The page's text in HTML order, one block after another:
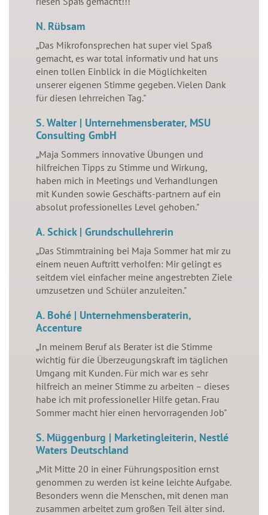
N. Rübsam
„Das Mikrofonsprechen hat super viel Spaß
gemacht, es war total informativ und hat uns
einen tollen Einblick in die Möglichkeiten
unserer eigenen Stimme gegeben. Vielen Dank
für diesen lehrreichen Tag."
S. Walter | Unternehmensberater, MSU
Consulting GmbH
„Maja Sommers innovative Übungen und
hilfreichen Tipps zu Stimme und Wirkung,
haben mich in Meetings und Verhandlungen
mit Kunden sowie Geschäfts-partnern auf ein
absolut professionelles Level gehoben."
A. Schick | Grundschullehrerin
„Das Stimmtraining bei Maja Sommer hat mir zu
einem neuen Auftritt verholfen: Mir gelingt es
seitdem viel einfacher meine angestrebten Ziele
umzusetzen und Schüler anzuleiten."
A. Bohé | Unternehmensberaterin,
Accenture
„In meinem Beruf als Berater ist die Stimme
wichtig für die Überzeugungskraft im täglichen
Umgang mit Kunden. Für mich war es sehr
hilfreich an meiner Stimme zu arbeiten – dieses
habe ich mit professioneller Hilfe getan. Frau
Sommer macht hier einen hervorragenden Job"
S. Müggenburg | Marketingleiterin, Nestlé
Waters Deutschland
„Mit Mitte 20 in einer Führungsposition ernst
genommen zu werden ist keine leichte Aufgabe.
Besonders wenn die Menschen, mit denen man
zusammen arbeitet zum großen Teil älter sind.